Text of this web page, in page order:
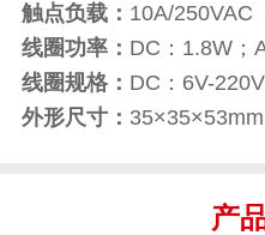
触点负载： 10A/250VAC
线圈功率： DC：1.8W；
线圈规格： DC：6V-
外形尺寸： 35×35×53mm
产